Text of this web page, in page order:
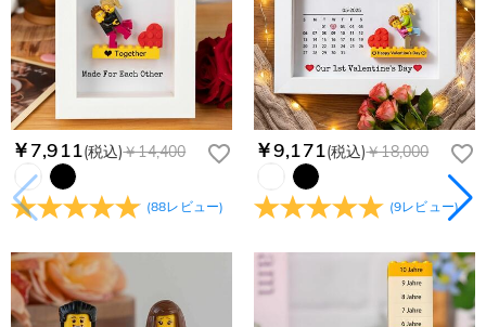
￥7,911(税込)￥14,400
(88レビュー)
￥9,171(税込)￥18,000
(9レビュー)